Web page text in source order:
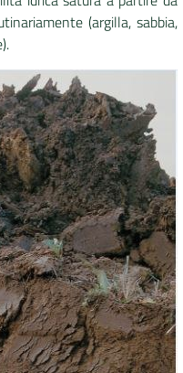
(argilla, sabbia,